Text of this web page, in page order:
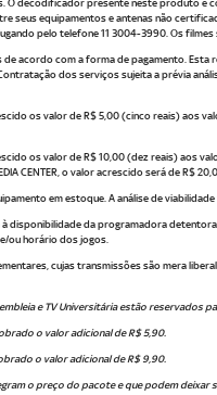
O decodificador presente neste produto é
seus equipamentos e antenas não
pelo telefone 11 3004-3990. Os
acordo com a forma de pagamento.
dos serviços sujeita a prévia
os valor de R$ 5,00 (cinco reais) aos
os valor de R$ 10,00 (dez reais) aos
CENTER, o valor acrescido será de R$
em estoque. A análise de
disponibilidade da programadora
ou horário dos jogos.
cujas transmissões são mera
e TV Universitária estão
o valor adicional de R$ 5,90.
o valor adicional de R$ 9,90.
o preço do pacote e que podem deixar